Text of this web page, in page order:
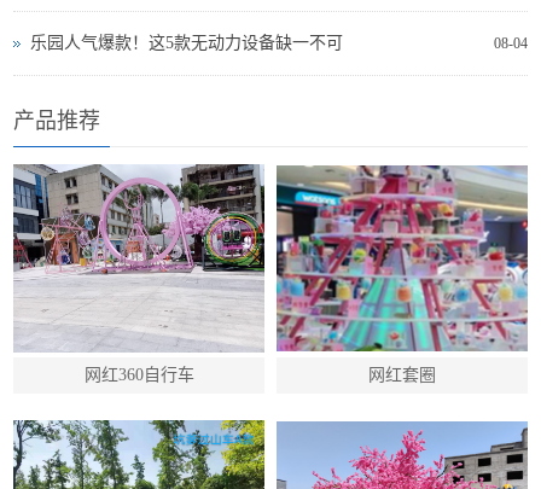
08-04
乐园人气爆款！这5款无动力设备缺一不可
产品推荐
网红360自行车 网红套圈